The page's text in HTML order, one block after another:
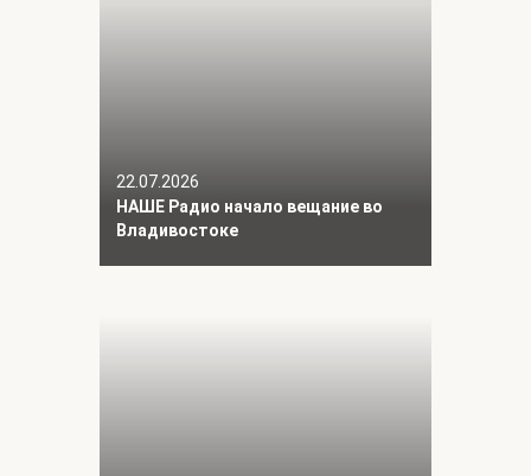
22.07.2026
НАШЕ Радио начало вещание во
Владивостоке